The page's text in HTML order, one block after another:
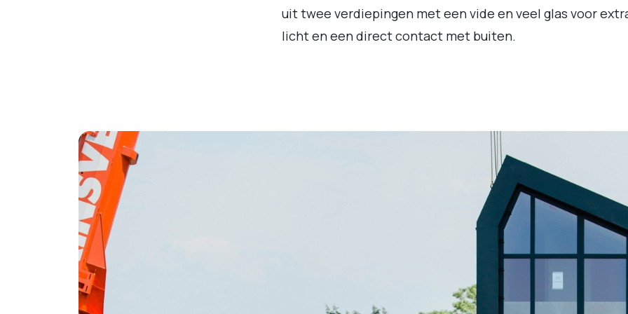
uit twee verdiepingen met een vide en veel glas voor
licht en een direct contact met buiten.